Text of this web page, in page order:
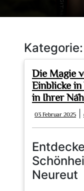
Kategorie:
Die Magie
Einblicke
in Ihrer
03 Februar 2025
Neureut